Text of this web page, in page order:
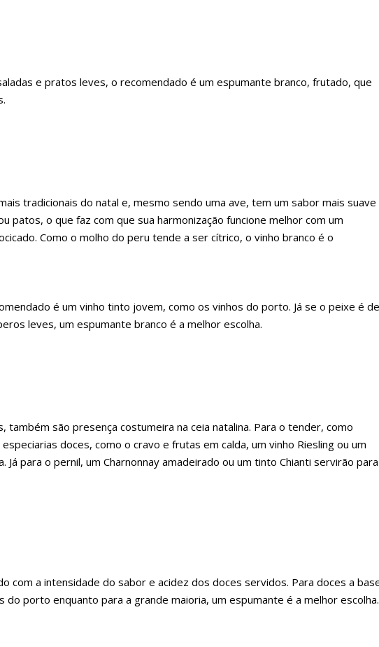
e pratos leves, o recomendado é um espumante branco, frutado, que
tradicionais do natal e, mesmo sendo uma ave, tem um sabor mais suave
patos, o que faz com que sua harmonização funcione melhor com um
Como o molho do peru tende a ser cítrico, o vinho branco é o
é um vinho tinto jovem, como os vinhos do porto. Já se o peixe é
leves, um espumante branco é a melhor escolha.
também são presença costumeira na ceia natalina. Para o tender, como
doces, como o cravo e frutas em calda, um vinho Riesling ou um
para o pernil, um Charnonnay amadeirado ou um tinto Chianti servirão para
com a intensidade do sabor e acidez dos doces servidos. Para doces a
do porto enquanto para a grande maioria, um espumante é a melhor escolha.